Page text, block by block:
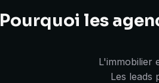
Pourquoi les
L'immobilier
Les leads